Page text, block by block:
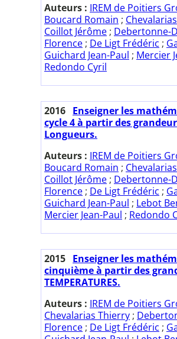
Auteurs : IREM de Poitiers
Boucard Romain ;
Coillot Jérôme ; Debertonne-
Florence ; De Ligt Frédéric ;
Guichard Jean-Paul ; Mercier
Redondo Cyril
2016 Enseigner les
cycle 4 à partir des
Longueurs.
Auteurs : IREM de Poitiers
Boucard Romain ;
Coillot Jérôme ; Debertonne-
Florence ; De Ligt Frédéric ;
Guichard Jean-Paul ; Lebot
Mercier Jean-Paul ; Redondo
2015 Enseigner les
cinquième à partir des
TEMPERATURES.
Auteurs : IREM de Poitiers
Chevalarias Thierry ;
Florence ; De Ligt Frédéric ;